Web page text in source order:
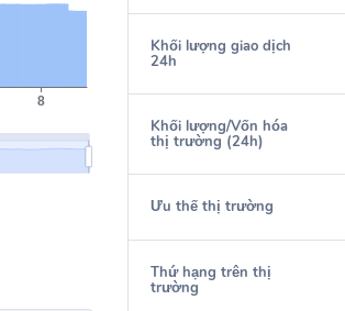
Khối lượng giao dịch
24h
Khối lượng/Vốn hóa
thị trường (24h)
Ưu thế thị trường
Thứ hạng trên thị
trường